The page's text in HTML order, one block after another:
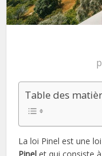
Table des
La loi Pinel est une